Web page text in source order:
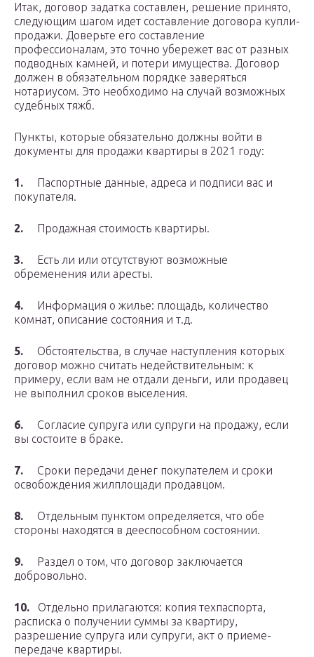
Итак, договор задатка составлен, решение принято,
следующим шагом идет составление договора купли-
продажи. Доверьте его составление
профессионалам, это точно убережет вас от разных
подводных камней, и потери имущества. Договор
должен в обязательном порядке заверяться
нотариусом. Это необходимо на случай возможных
судебных тяжб.
Пункты, которые обязательно должны войти в
документы для продажи квартиры в 2021 году:
1.
Паспортные данные, адреса и подписи вас и
покупателя.
2. Продажная стоимость квартиры.
3. Есть ли или отсутствуют возможные
обременения или аресты.
4.
Информация о жилье: площадь, количество
комнат, описание состояния и т.д.
5.
Обстоятельства, в случае наступления которых
договор можно считать недействительным: к
примеру, если вам не отдали деньги, или продавец
не выполнил сроков выселения.
6.
Согласие супруга или супруги на продажу, если
вы состоите в браке.
7.
Сроки передачи денег покупателем и сроки
освобождения жилплощади продавцом.
8. Отдельным пунктом определяется, что обе
стороны находятся в дееспособном состоянии.
9.
Раздел о том, что договор заключается
добровольно.
10. Отдельно прилагаются: копия техпаспорта,
расписка о получении суммы за квартиру,
разрешение супруга или супруги, акт о приеме-
передаче квартиры.